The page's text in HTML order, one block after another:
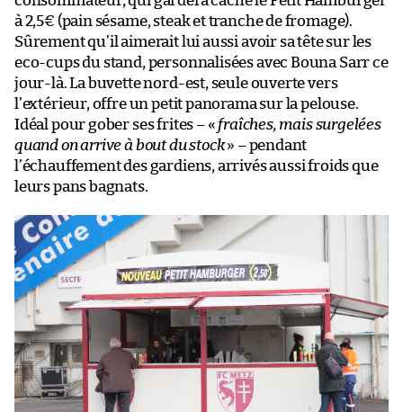
à 2,5€ (pain sésame, steak et tranche de fromage).
Sûrement qu’il aimerait lui aussi avoir sa tête sur les
eco-cups du stand, personnalisées avec Bouna Sarr ce
jour-là. La buvette nord-est, seule ouverte vers
l’extérieur, offre un petit panorama sur la pelouse.
Idéal pour gober ses frites – « fraîches, mais surgelées
quand on arrive à bout du stock» – pendant
l’échauffement des gardiens, arrivés aussi froids que
leurs pans bagnats.